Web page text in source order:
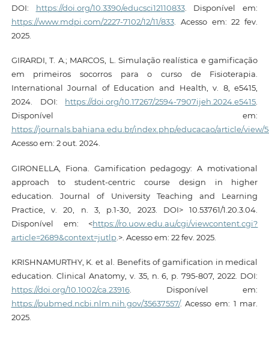
DOI: https://doi.org/10.3390/educsci12110833. Disponível em:
https://www.mdpi.com/2227-7102/12/11/833. Acesso em: 22 fev.
2025.
GIRARDI, T. A.; MARCOS, L. Simulação realística e gamificação
em primeiros socorros para o curso de Fisioterapia.
International Journal of Education and Health, v. 8, e5415,
2024. DOI: https://doi.org/10.17267/2594-7907ijeh.2024.e5415.
Disponível em:
https://journals.bahiana.edu.br/index.php/educacao/article/view/
Acesso em: 2 out. 2024.
GIRONELLA, Fiona. Gamification pedagogy: A motivational
approach to student-centric course design in higher
education. Journal of University Teaching and Learning
Practice, v. 20, n. 3, p.1-30, 2023. DOI> 10.53761/1.20.3.04.
Disponível em: <https://ro.uow.edu.au/cgi/viewcontent.cgi?
article=2689&context=jutlp.>. Acesso em: 22 fev. 2025.
KRISHNAMURTHY, K. et al. Benefits of gamification in medical
education. Clinical Anatomy, v. 35, n. 6, p. 795-807, 2022. DOI:
https://doi.org/10.1002/ca.23916. Disponível em:
https://pubmed.ncbi.nlm.nih.gov/35637557/. Acesso em: 1 mar.
2025.